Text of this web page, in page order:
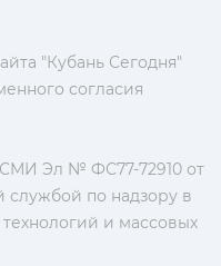
"Кубань Сегодня"
согласия
Эл № ФС77-72910 от
службой по надзору в
и массовых